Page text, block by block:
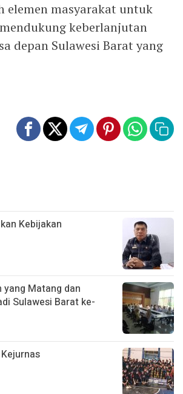
elemen masyarakat untuk
keberlanjutan
depan Sulawesi Barat yang
Kebijakan
yang Matang dan
Sulawesi Barat ke-